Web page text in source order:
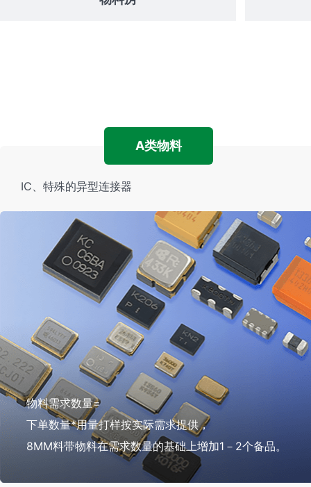
A类物料
IC、特殊的异型连接器
物料需求数量=
下单数量*用量打样按实际需求提供，
8MM料带物料在需求数量的基础上增加1－2个备品。